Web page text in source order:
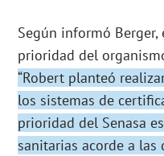
Según informó
prioridad del
“Robert planteó
los sistemas de
prioridad del Senasa
sanitarias acorde a las